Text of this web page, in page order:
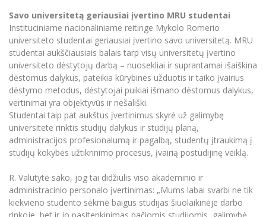
Savo universitetą geriausiai įvertino MRU studentai
Instituciniame nacionaliniame reitinge Mykolo Romerio
universiteto studentai geriausiai įvertino savo universitetą. MRU
studentai aukščiausiais balais tarp visų universitetų įvertino
universiteto dėstytojų darbą – nuosekliai ir suprantamai išaiškina
dėstomus dalykus, pateikia kūrybines užduotis ir taiko įvairius
dėstymo metodus, dėstytojai puikiai išmano dėstomus dalykus,
vertinimai yra objektyvūs ir nešališki.
Studentai taip pat aukštus įvertinimus skyrė už galimybę
universitete rinktis studijų dalykus ir studijų planą,
administracijos profesionalumą ir pagalbą, studentų įtraukimą į
studijų kokybės užtikrinimo procesus, įvairią postudijinę veiklą.
R. Valutytė sako, jog tai didžiulis viso akademinio ir
administracinio personalo įvertinimas: „Mums labai svarbi ne tik
kiekvieno studento sėkmė baigus studijas šiuolaikinėje darbo